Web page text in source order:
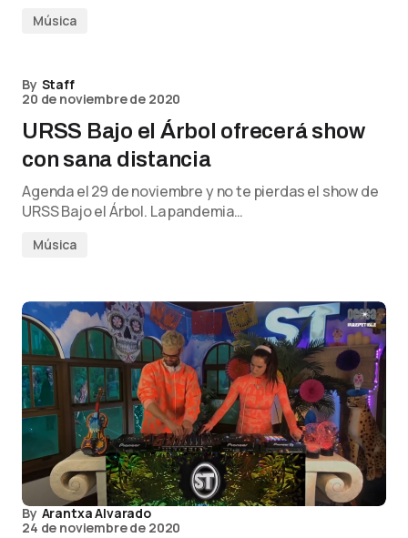
Música
By Staff
20 de noviembre de 2020
URSS Bajo el Árbol ofrecerá show
con sana distancia
Agenda el 29 de noviembre y no te pierdas el show de
URSS Bajo el Árbol. La pandemia…
Música
By Arantxa Alvarado
24 de noviembre de 2020